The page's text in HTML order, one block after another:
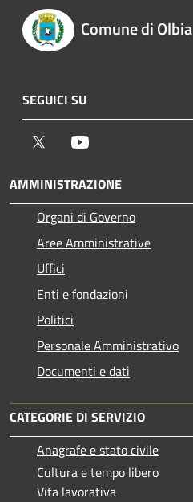
Comune di Olbia
SEGUICI SU
Twitter
AMMINISTRAZIONE
Organi di Governo
Aree Amministrative
Uffici
Enti e fondazioni
Politici
Personale Amministrativo
Documenti e dati
CATEGORIE DI SERVIZIO
Anagrafe e stato civile
Cultura e tempo libero
Vita lavorativa